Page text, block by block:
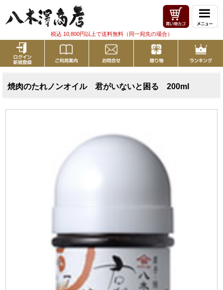
税込 10,800円以上で送料無料（同一宛先の場合）
焼肉のたれノンオイル 君がいないと困る 200ml